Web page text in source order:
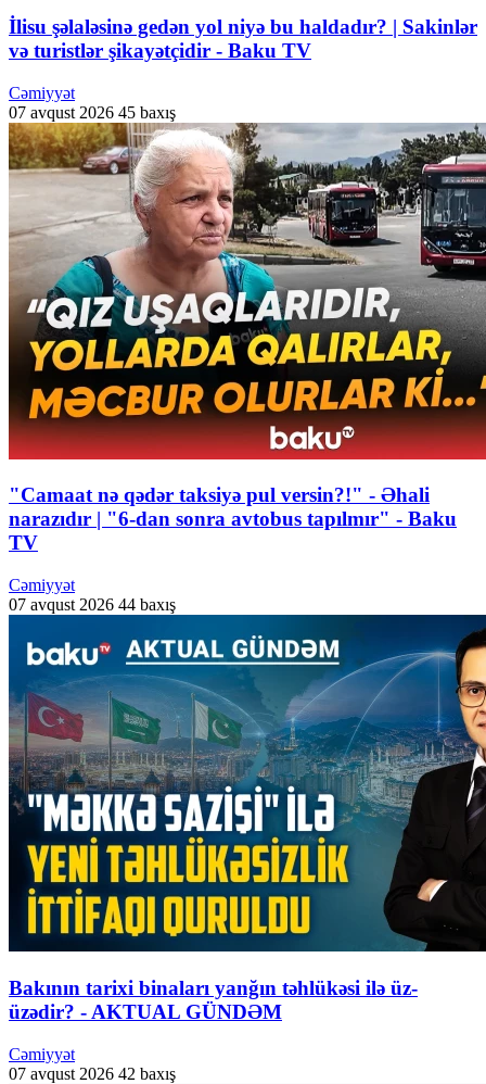
İlisu şəlaləsinə gedən yol niyə bu haldadır? | Sakinlər
və turistlər şikayətçidir - Baku TV
Cəmiyyət
07 avqust 2026 45 baxış
"Camaat nə qədər taksiyə pul versin?!" - Əhali
narazıdır | "6-dan sonra avtobus tapılmır" - Baku
TV
Cəmiyyət
07 avqust 2026 44 baxış
Bakının tarixi binaları yanğın təhlükəsi ilə üz-
üzədir? - AKTUAL GÜNDƏM
Cəmiyyət
07 avqust 2026 42 baxış